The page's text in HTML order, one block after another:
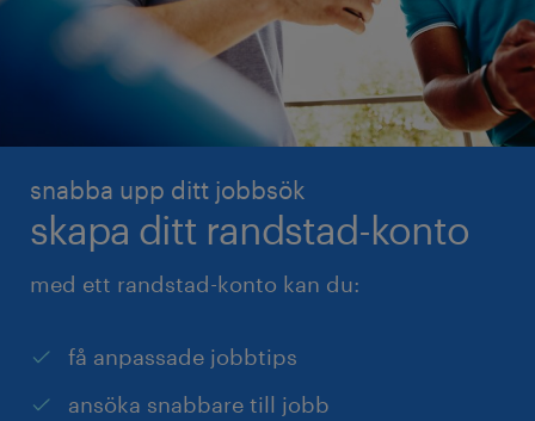
snabba upp ditt jobbsök
skapa ditt randstad-konto
med ett randstad-konto kan du:
få anpassade jobbtips
ansöka snabbare till jobb